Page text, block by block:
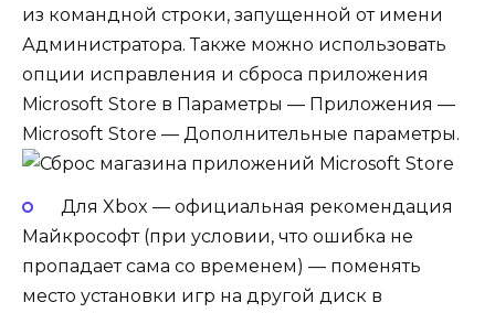
из командной строки, запущенной от имени
Администратора. Также можно использовать
опции исправления и сброса приложения
Microsoft Store в Параметры — Приложения —
Microsoft Store — Дополнительные параметры.
Для Xbox — официальная рекомендация
Майкрософт (при условии, что ошибка не
пропадает сама со временем) — поменять
место установки игр на другой диск в